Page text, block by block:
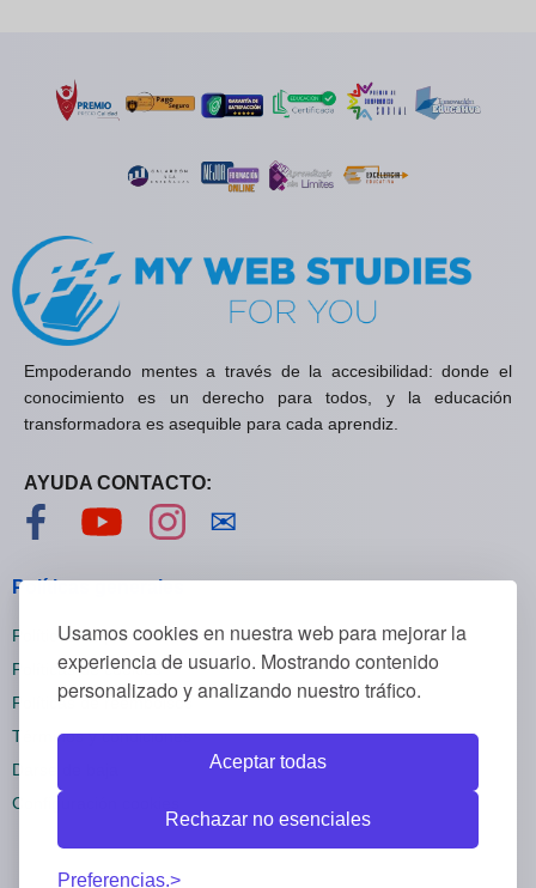
Usamos cookies en nuestra web para mejorar la
experiencia de usuario. Mostrando contenido
personalizado y analizando nuestro tráfico.
Aceptar todas
Rechazar no esenciales
Preferencias.
Empoderando mentes a través de la accesibilidad: donde el
conocimiento es un derecho para todos, y la educación
transformadora es asequible para cada aprendiz.
AYUDA CONTACTO:
Visítanos en Facebook
Visítanos en YouTube
Visítanos en Instagram
✉
Políticas generales
Políticas de privacidad
Políticas de cookies
Políticas de reembolsos
Términos y condiciones
Darse de baja
Configuración cookies